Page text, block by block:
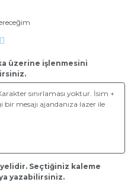
üzerine işlenmesini
Seçtiğiniz kaleme
yazabilirsiniz.